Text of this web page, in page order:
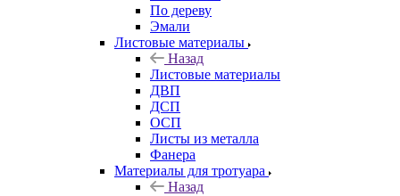
По дереву
Эмали
Листовые материалы
Назад
Листовые материалы
ДВП
ДСП
ОСП
Листы из металла
Фанера
Материалы для тротуара
Назад